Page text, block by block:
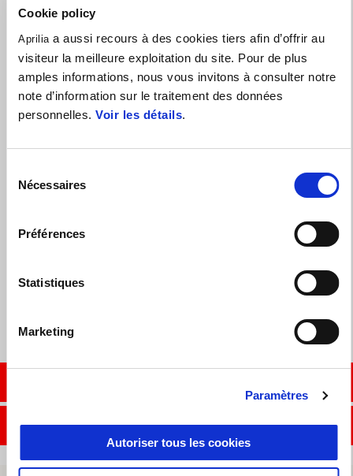
Cookie policy
Aprilia a aussi recours à des cookies tiers afin d’offrir au
visiteur la meilleure exploitation du site. Pour de plus
amples informations, nous vous invitons à consulter notre
note d’information sur le traitement des données
personnelles. Voir les détails.
Nécessaires
Préférences
Statistiques
Marketing
Paramètres
Autoriser tous les cookies
4 ANS DE GARANTIE SUR LA GAMME DE SCOOTERS
APRILIA. PAS DE STRESS, DU PLAISIR À L'INFINI.
CONTACTER L'ATELIER